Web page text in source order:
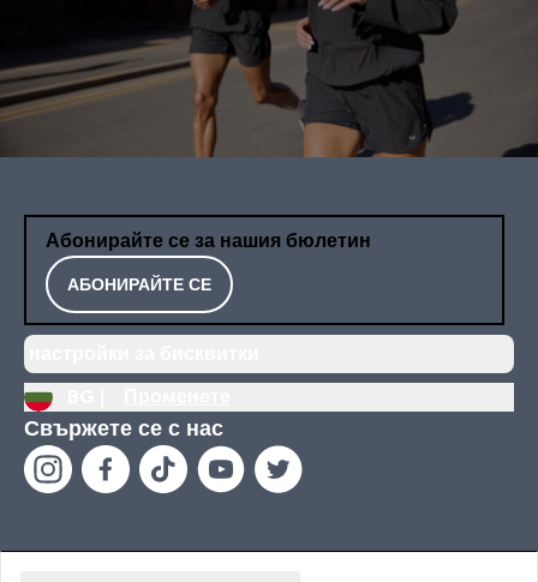
Абонирайте се за нашия бюлетин
АБОНИРАЙТЕ СЕ
Свържете се с нас